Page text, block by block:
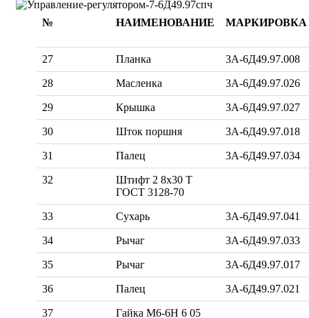
№ НАИМЕНОВАНИЕ МАРКИРОВКА
27 Планка 3А-6Д49.97.008
28 Масленка 3А-6Д49.97.026
29 Крышка 3А-6Д49.97.027
30 Шток поршня 3А-6Д49.97.018
31 Палец 3А-6Д49.97.034
32
Штифт 2 8х30 Т
ГОСТ 3128-70
33 Сухарь 3А-6Д49.97.041
34 Рычаг 3А-6Д49.97.033
35 Рычаг 3А-6Д49.97.017
36 Палец 3А-6Д49.97.021
37
Гайка М6-6Н 6 05